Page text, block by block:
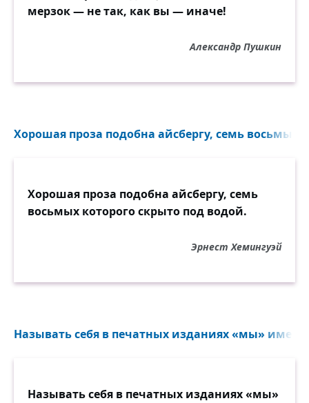
мерзок — не так, как вы — иначе!
Александр Пушкин
Хорошая проза подобна айсбергу, семь восьмых
Хорошая проза подобна айсбергу, семь
восьмых которого скрыто под водой.
Эрнест Хемингуэй
Называть себя в печатных изданиях «мы»
Называть себя в печатных изданиях «мы»